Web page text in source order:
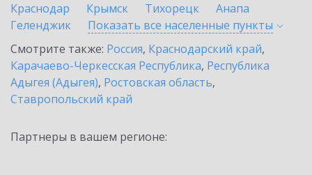
Краснодар
Крымск Тихорецк
Анапа
Геленджик
Показать все населенные пункты
Смотрите также: Россия, Краснодарский край,
Карачаево-Черкесская Республика, Республика
Адыгея (Адыгея), Ростовская область,
Ставропольский край
Партнеры в вашем регионе: